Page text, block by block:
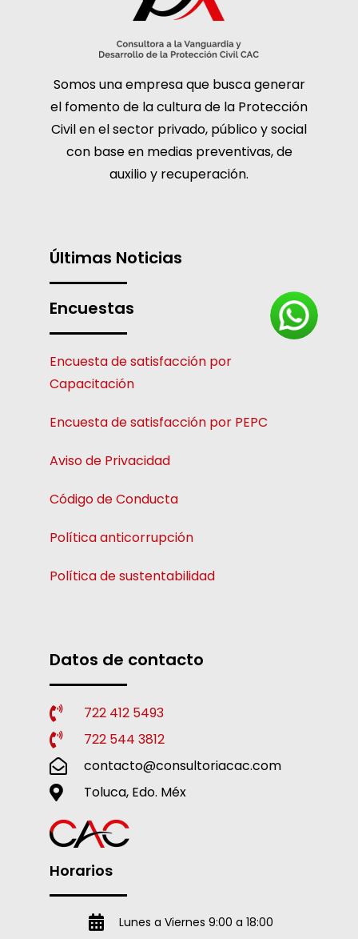
Somos una empresa que busca generar
el fomento de la cultura de la Protección
Civil en el sector privado, público y social
con base en medias preventivas, de
auxilio y recuperación.
Últimas Noticias
Encuestas
Encuesta de satisfacción por
Capacitación
Encuesta de satisfacción por PEPC
Aviso de Privacidad
Código de Conducta
Política anticorrupción
Política de sustentabilidad
Datos de contacto
722 412 5493
722 544 3812
contacto@consultoriacac.com
Toluca, Edo. Méx
Horarios
Lunes a Viernes 9:00 a 18:00